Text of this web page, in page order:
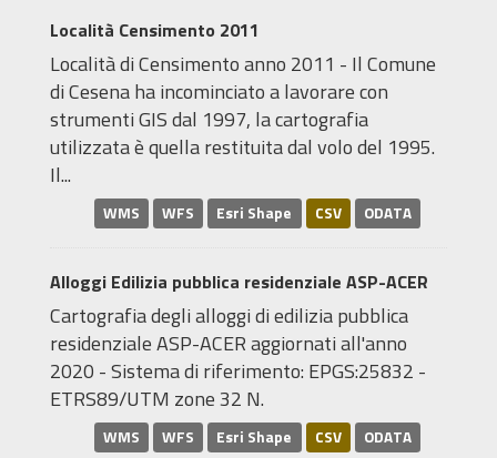
Località Censimento 2011
Località di Censimento anno 2011 - Il Comune
di Cesena ha incominciato a lavorare con
strumenti GIS dal 1997, la cartografia
utilizzata è quella restituita dal volo del 1995.
Il...
WMS WFS Esri Shape CSV ODATA
Alloggi Edilizia pubblica residenziale ASP-ACER
Cartografia degli alloggi di edilizia pubblica
residenziale ASP-ACER aggiornati all'anno
2020 - Sistema di riferimento: EPGS:25832 -
ETRS89/UTM zone 32 N.
WMS WFS Esri Shape CSV ODATA